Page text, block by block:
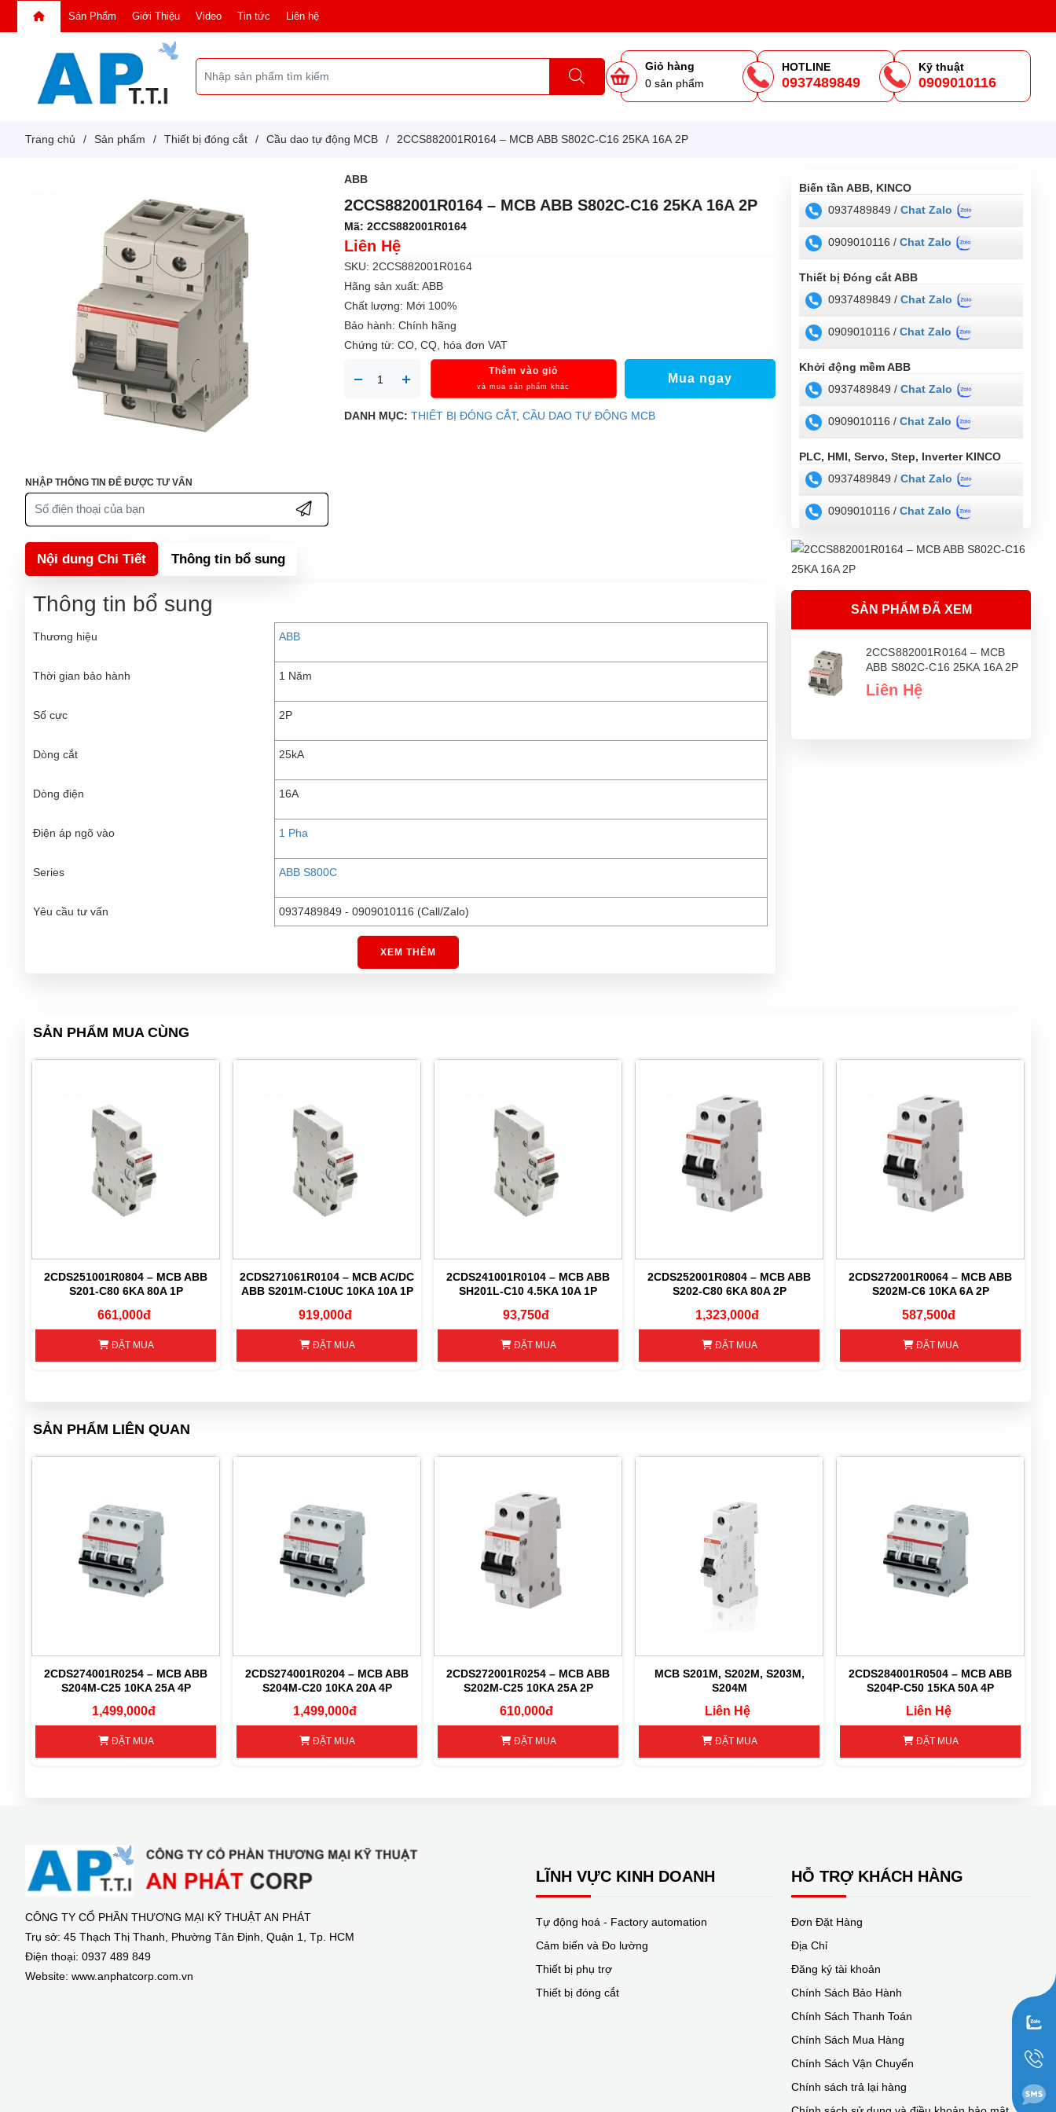
Sản Phẩm Giới Thiệu Video Tin tức Liên hệ
Giỏ hàng
0 sản phẩm
HOTLINE
0937489849
Kỹ thuật
0909010116
Trang chủ / Sản phẩm / Thiết bị đóng cắt / Cầu dao tự động MCB / 2CCS882001R0164 – MCB ABB S802C-C16 25KA 16A 2P
NHẬP THÔNG TIN ĐỂ ĐƯỢC TƯ VẤN
ABB
2CCS882001R0164 – MCB ABB S802C-C16 25KA 16A 2P
Mã:2CCS882001R0164
Liên Hệ
SKU: 2CCS882001R0164
Hãng sản xuất: ABB
Chất lượng: Mới 100%
Bảo hành: Chính hãng
Chứng từ: CO, CQ, hóa đơn VAT
Thêm vào giỏ
và mua sản phẩm khác
Mua ngay
DANH MỤC:THIẾT BỊ ĐÓNG CẮT,CẦU DAO TỰ ĐỘNG MCB
Nội dung Chi Tiết Thông tin bổ sung
Thông tin bổ sung
Thương hiệu ABB
Thời gian bảo hành 1 Năm
Số cực 2P
Dòng cắt 25kA
Dòng điện 16A
Điện áp ngõ vào 1 Pha
Series ABB S800C
Yêu cầu tư vấn 0937489849 - 0909010116 (Call/Zalo)
XEM THÊM
Biến tần ABB, KINCO
0937489849 / Chat Zalo
0909010116 / Chat Zalo
Thiết bị Đóng cắt ABB
0937489849 / Chat Zalo
0909010116 / Chat Zalo
Khởi động mềm ABB
0937489849 / Chat Zalo
0909010116 / Chat Zalo
PLC, HMI, Servo, Step, Inverter KINCO
0937489849 / Chat Zalo
0909010116 / Chat Zalo
SẢN PHẨM ĐÃ XEM
2CCS882001R0164 – MCB
ABB S802C-C16 25KA 16A 2P
Liên Hệ
SẢN PHẨM MUA CÙNG
2CDS251001R0804 – MCB ABB
S201-C80 6KA 80A 1P
661,000đ
ĐẶT MUA
2CDS271061R0104 – MCB AC/DC
ABB S201M-C10UC 10KA 10A 1P
919,000đ
ĐẶT MUA
2CDS241001R0104 – MCB ABB
SH201L-C10 4.5KA 10A 1P
93,750đ
ĐẶT MUA
2CDS252001R0804 – MCB ABB
S202-C80 6KA 80A 2P
1,323,000đ
ĐẶT MUA
2CDS272001R0064 – MCB ABB
S202M-C6 10KA 6A 2P
587,500đ
ĐẶT MUA
SẢN PHẨM LIÊN QUAN
2CDS274001R0254 – MCB ABB
S204M-C25 10KA 25A 4P
1,499,000đ
ĐẶT MUA
2CDS274001R0204 – MCB ABB
S204M-C20 10KA 20A 4P
1,499,000đ
ĐẶT MUA
2CDS272001R0254 – MCB ABB
S202M-C25 10KA 25A 2P
610,000đ
ĐẶT MUA
MCB S201M, S202M, S203M,
S204M
Liên Hệ
ĐẶT MUA
2CDS284001R0504 – MCB ABB
S204P-C50 15KA 50A 4P
Liên Hệ
ĐẶT MUA
CÔNG TY CỔ PHẦN THƯƠNG MẠI KỸ THUẬT AN PHÁT
Trụ sở: 45 Thạch Thị Thanh, Phường Tân Định, Quận 1, Tp. HCM
Điện thoại: 0937 489 849
Website: www.anphatcorp.com.vn
LĨNH VỰC KINH DOANH
Tự động hoá - Factory automation
Cảm biến và Đo lường
Thiết bị phụ trợ
Thiết bị đóng cắt
HỖ TRỢ KHÁCH HÀNG
Đơn Đặt Hàng
Địa Chỉ
Đăng ký tài khoản
Chính Sách Bảo Hành
Chính Sách Thanh Toán
Chính Sách Mua Hàng
Chính Sách Vận Chuyển
Chính sách trả lại hàng